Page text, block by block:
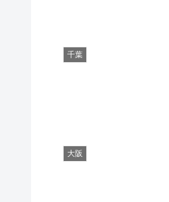
千葉
大阪